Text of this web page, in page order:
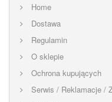
Home
Dostawa
Regulamin
O sklepie
Ochrona kupujących
Serwis / Reklamacje /